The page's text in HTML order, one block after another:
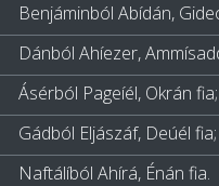
Benjáminból Abídán,
Dánból Ahíezer,
Ásérból Pageíél, Okrán fia;
Gádból Eljászáf, Deúél fia;
Naftálíból Ahírá, Énán fia.